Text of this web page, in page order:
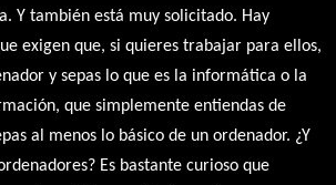
Y también está muy solicitado. Hay
exigen que, si quieres trabajar para ellos,
y sepas lo que es la informática o la
que simplemente entiendas de
al menos lo básico de un ordenador. ¿Y
Es bastante curioso que